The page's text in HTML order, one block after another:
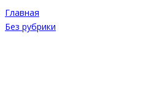
Главная
Без рубрики